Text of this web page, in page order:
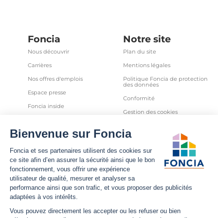
Foncia
Nous découvrir
Carrières
Nos offres d'emplois
Espace presse
Foncia inside
Partenaires
Notre site
Plan du site
Mentions légales
Politique Foncia de protection
des données
Conformité
Gestion des cookies
et autres traceurs
Sécurité informatique
Déclaration d'accessibilité
Infos utiles
Nous contacter
Nous suivre
Facebook